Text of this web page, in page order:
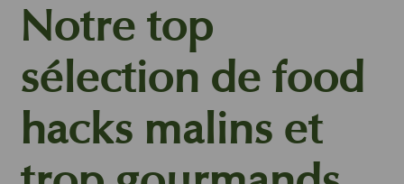
Notre top
sélection de food
hacks malins et